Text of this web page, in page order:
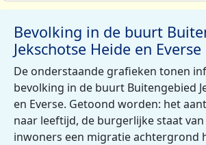
Bevolking in de buurt
Jekschotse Heide en Everse
De onderstaande grafieken tonen
bevolking in de buurt Buitengebied
en Everse. Getoond worden: het
naar leeftijd, de burgerlijke staat
inwoners een migratie achtergrond